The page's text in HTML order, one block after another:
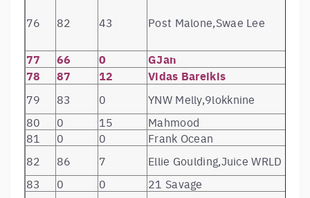
76 82 43 Post Malone,Swae Lee
77 66 0
GJan
78
87 12 Vidas Bareikis
79 83 0
YNW Melly,9lokknine
80
0 15
Mahmood
81
0 0
Frank Ocean
82
86 7
Ellie Goulding,Juice WRLD
83
0 0
21 Savage